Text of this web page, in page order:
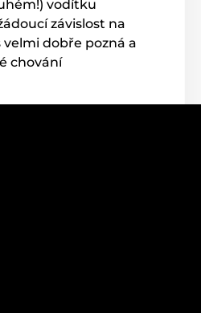
vodítku
závislost na
dobře pozná a
chování